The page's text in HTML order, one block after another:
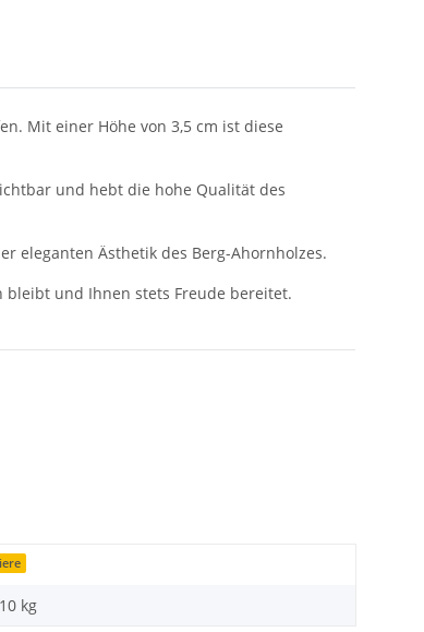
Mit einer Höhe von 3,5 cm ist diese
und hebt die hohe Qualität des
eleganten Ästhetik des Berg-Ahornholzes.
bleibt und Ihnen stets Freude bereitet.
kg